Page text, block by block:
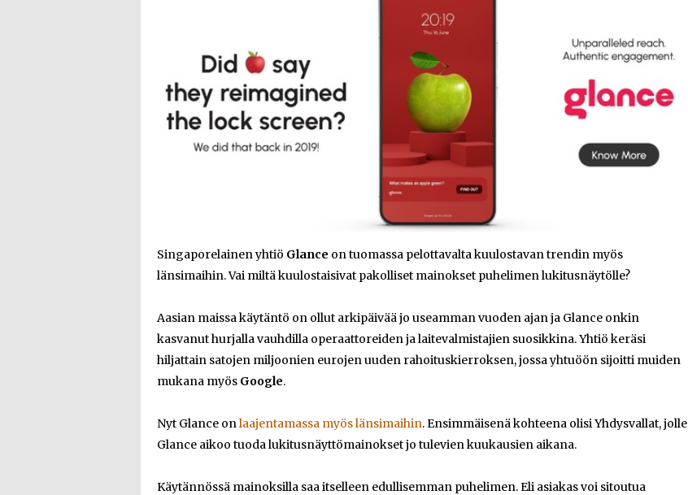
Singaporelainen yhtiö Glance on tuomassa pelottavalta kuulostavan trendin myös
länsimaihin. Vai miltä kuulostaisivat pakolliset mainokset puhelimen lukitusnäytölle?
Aasian maissa käytäntö on ollut arkipäivää jo useamman vuoden ajan ja Glance onkin
kasvanut hurjalla vauhdilla operaattoreiden ja laitevalmistajien suosikkina. Yhtiö keräsi
hiljattain satojen miljoonien eurojen uuden rahoituskierroksen, jossa yhtuöön sijoitti muiden
mukana myös Google.
Nyt Glance onlaajentamassa myös länsimaihin. Ensimmäisenä kohteena olisi Yhdysvallat, jolle
Glance aikoo tuoda lukitusnäyttömainokset jo tulevien kuukausien aikana.
Käytännössä mainoksilla saa itselleen edullisemman puhelimen. Eli asiakas voi sitoutua